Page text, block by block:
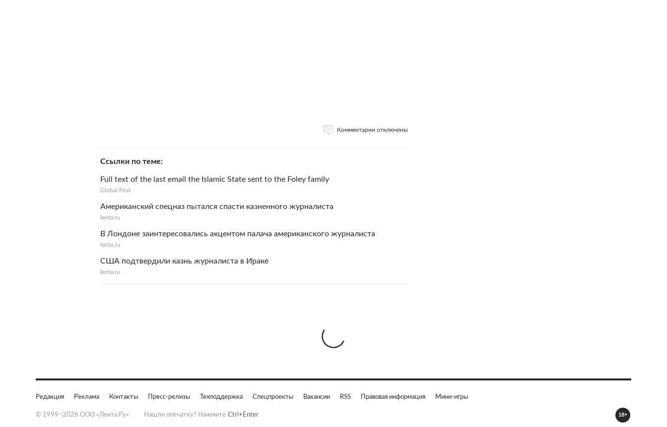
Комментарии отключены
Ссылки по теме
Full text of the last email the Islamic State sent to the Foley family
Global Post
Американский спецназ пытался спасти казненного журналиста
lenta.ru
В Лондоне заинтересовались акцентом палача американского журналиста
lenta.ru
США подтвердили казнь журналиста в Ираке
lenta.ru
Редакция Реклама Контакты Пресс-релизы Техподдержка Спецпроекты Вакансии RSS Правовая информация Мини-игры
© 1999–2026 ООО «Лента.Ру» Нашли опечатку? Нажмите Ctrl+Enter 18+